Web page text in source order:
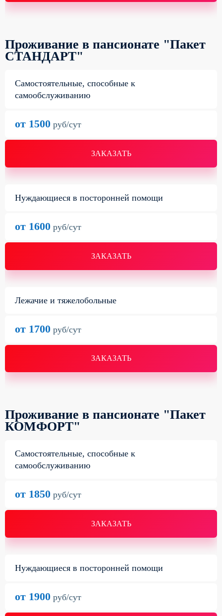
Проживание в пансионате "Пакет
СТАНДАРТ"
Самостоятельные, способные к
самообслуживанию
ЗАКАЗАТЬ
от 1500 руб/сут
Нуждающиеся в посторонней помощи
ЗАКАЗАТЬ
от 1600 руб/сут
Лежачие и тяжелобольные
ЗАКАЗАТЬ
от 1700 руб/сут
Проживание в пансионате "Пакет
КОМФОРТ"
Самостоятельные, способные к
самообслуживанию
ЗАКАЗАТЬ
от 1850 руб/сут
Нуждающиеся в посторонней помощи
от 1900 руб/сут